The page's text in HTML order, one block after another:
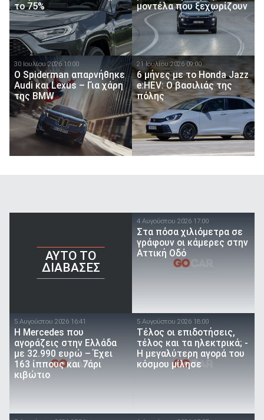
το 75%
μοντέλα που ξεχωρίζουν
30 Ιουλίου 2026 10:00
O Spiderman απαρνήθηκε
Audi και Lexus – Για χάρη
της BMW
21 Ιουλίου 2026 09:00
6 μήνες με το Honda Jazz
e:HEV: Ο βασιλιάς της
πόλης
AYTO TO
ΔΙΑΒΑΣΕΣ
4 Αυγούστου 2026 17:00
Στα πόσα χιλιόμετρα σε
γράφουν οι κάμερες στην
Αττική Οδό
5 Αυγούστου 2026 16:41
Η Mercedes που
αγοράζεις στην Ελλάδα
με 32.990 ευρώ – Έχει
163 ίππους και 7άρι
κιβώτιο
5 Αυγούστου 2026 18:00
Τέλος οι επιδοτήσεις,
τέλος και τα ηλεκτρικά; -
Η μεγαλύτερη αγορά του
κόσμου μίλησε